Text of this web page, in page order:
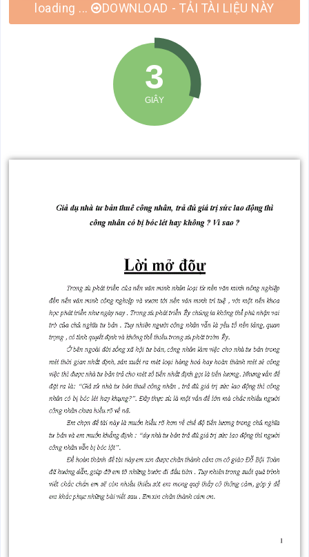
loading ... DOWNLOAD - TẢI TÀI LIỆU NÀY